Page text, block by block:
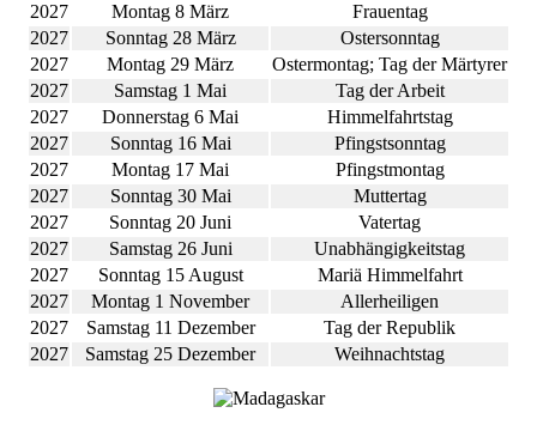
2027
Montag 8 März
Frauentag
2027
Sonntag 28 März
Ostersonntag
2027
Montag 29 März
Ostermontag; Tag der Märtyrer
2027
Samstag 1 Mai
Tag der Arbeit
2027
Donnerstag 6 Mai
Himmelfahrtstag
2027
Sonntag 16 Mai
Pfingstsonntag
2027
Montag 17 Mai
Pfingstmontag
2027
Sonntag 30 Mai
Muttertag
2027
Sonntag 20 Juni
Vatertag
2027
Samstag 26 Juni
Unabhängigkeitstag
2027
Sonntag 15 August
Mariä Himmelfahrt
2027
Montag 1 November
Allerheiligen
2027
Samstag 11 Dezember
Tag der Republik
2027
Samstag 25 Dezember Weihnachtstag